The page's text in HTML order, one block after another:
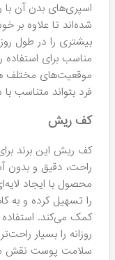
اسپری‌های بدن آن
شده‌اند تا علاوه بر
بیشتری را در طول
مناسب برای استفاده
موقعیت‌های مختلف
فرد بتواند متناسب
کف ریش
کف ریش این برند
راحت، دقیق و
محصول با ایجاد
را تسهیل کرده و به
کمک می‌کند.
روزانه را بسیار
سلامت پوست نقش